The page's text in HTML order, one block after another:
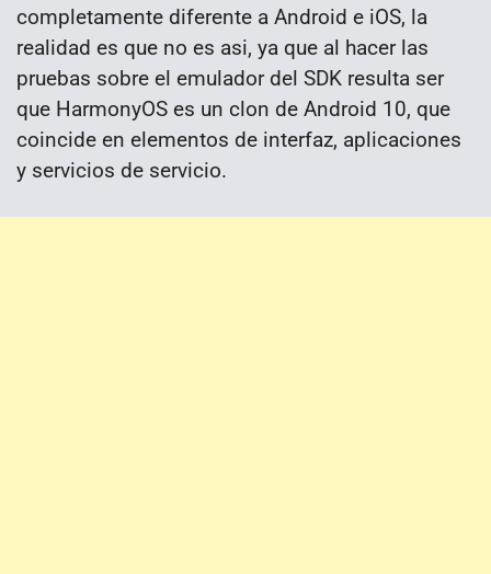
completamente diferente a Android e iOS, la
realidad es que no es asi, ya que al hacer las
pruebas sobre el emulador del SDK resulta ser
que HarmonyOS es un clon de Android 10, que
coincide en elementos de interfaz, aplicaciones
y servicios de servicio.